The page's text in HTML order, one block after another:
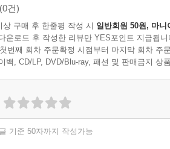
전을 더럽힌 자는 누구인가 214
무너뜨린 목마와 전략의 신 218
여신, 부계 혈통의 수호자 220
달에 보낸 이름 231
이고 델포이를 얻다 235
(0건)
상 구매 후 한줄평 작성 시 일반회원 50원, 마니
운로드 후 작성한 리뷰만 YES포인트 지급됩니
번째 회차 주문확정 시점부터 마지막 회차 주
백, CD/LP, DVD/Blu-ray, 패션 및 판매금지 상
기준 50자까지 작성가능